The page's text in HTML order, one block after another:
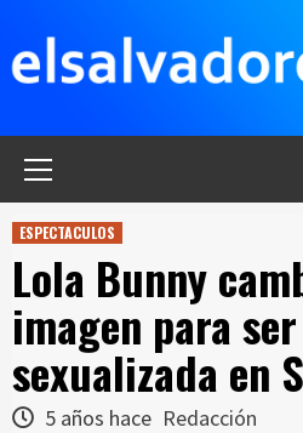
contenido
ESPECTACULOS
Lola Bunny
imagen para
sexualizada en
5 años hace Redacción